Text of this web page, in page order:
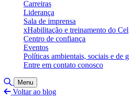
Carreiras
Liderança
Sala de imprensa
xHabilitação e treinamento do Cel
Centro de confiança
Eventos
Políticas ambientais, sociais e de
Entre em contato conosco
Alternar pesquisa
Menu
Voltar ao blog